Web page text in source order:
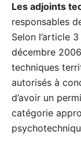
Les adjoints
responsables
Selon l’article
décembre
techniques
autorisés à
d’avoir un
catégorie